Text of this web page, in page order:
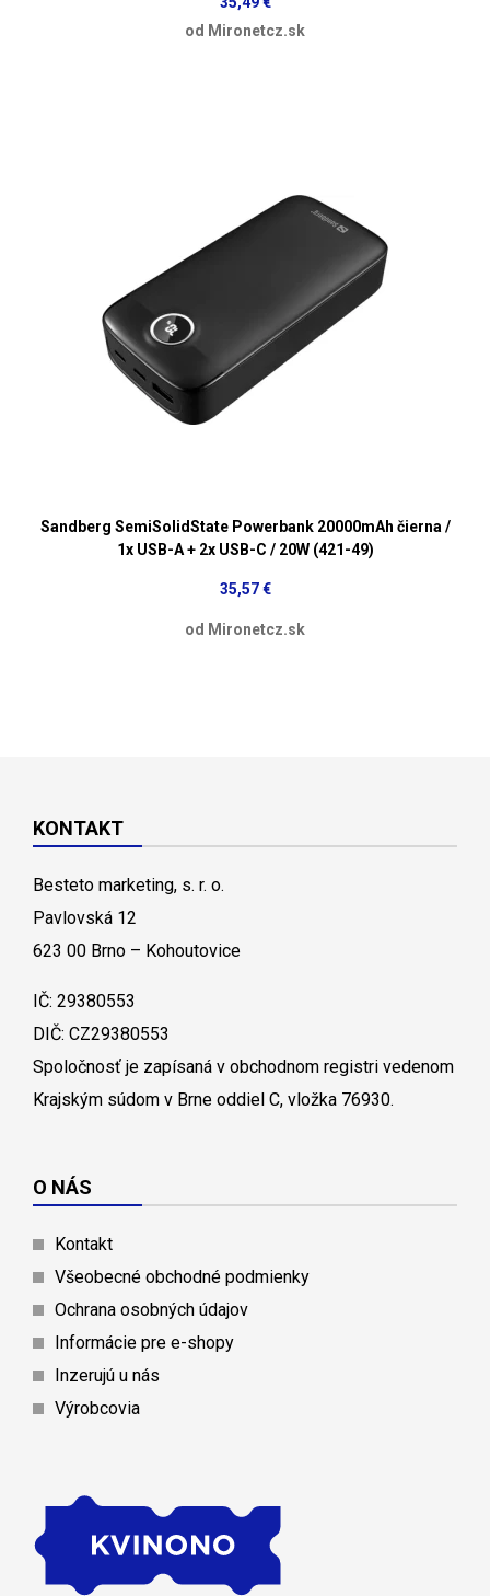
od Mironetcz.sk
Sandberg SemiSolidState Powerbank 20000mAh čierna /
1x USB-A + 2x USB-C / 20W (421-49)
35,57 €
od Mironetcz.sk
KONTAKT
Besteto marketing, s. r. o.
Pavlovská 12
623 00 Brno – Kohoutovice
IČ: 29380553
DIČ: CZ29380553
Spoločnosť je zapísaná v obchodnom registri vedenom
Krajským súdom v Brne oddiel C, vložka 76930.
O NÁS
Kontakt
Všeobecné obchodné podmienky
Ochrana osobných údajov
Informácie pre e-shopy
Inzerujú u nás
Výrobcovia